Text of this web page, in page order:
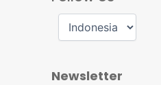
Newsletter